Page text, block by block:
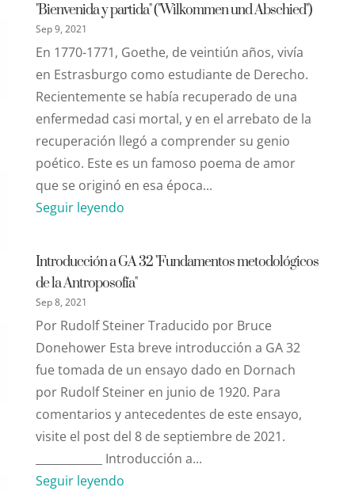
"Bienvenida y partida" ("Wilkommen und Abschied")
Sep 9, 2021
En 1770-1771, Goethe, de veintiún años, vivía
en Estrasburgo como estudiante de Derecho.
Recientemente se había recuperado de una
enfermedad casi mortal, y en el arrebato de la
recuperación llegó a comprender su genio
poético. Este es un famoso poema de amor
que se originó en esa época...
Seguir leyendo
Introducción a GA 32 "Fundamentos metodológicos
de la Antroposofía"
Sep 8, 2021
Por Rudolf Steiner Traducido por Bruce
Donehower Esta breve introducción a GA 32
fue tomada de un ensayo dado en Dornach
por Rudolf Steiner en junio de 1920. Para
comentarios y antecedentes de este ensayo,
visite el post del 8 de septiembre de 2021.
____________ Introducción a...
Seguir leyendo